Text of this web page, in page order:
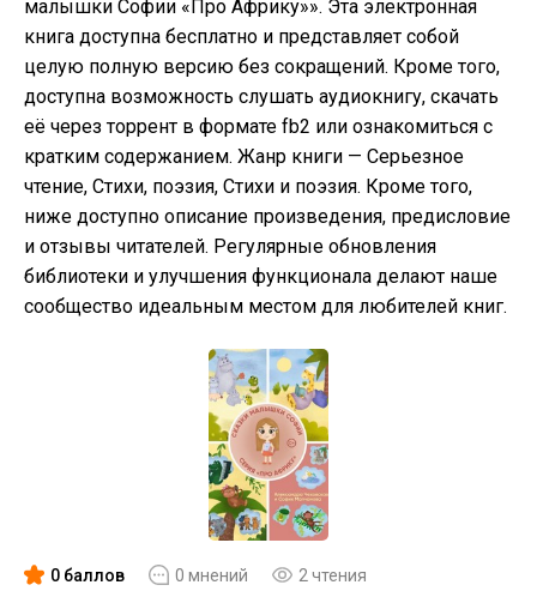
малышки Софии «Про Африку»». Эта электронная
книга доступна бесплатно и представляет собой
целую полную версию без сокращений. Кроме того,
доступна возможность слушать аудиокнигу, скачать
её через торрент в формате fb2 или ознакомиться с
кратким содержанием. Жанр книги — Серьезное
чтение, Cтихи, поэзия, Стихи и поэзия. Кроме того,
ниже доступно описание произведения, предисловие
и отзывы читателей. Регулярные обновления
библиотеки и улучшения функционала делают наше
сообщество идеальным местом для любителей книг.
0 баллов 0 мнений 2 чтения